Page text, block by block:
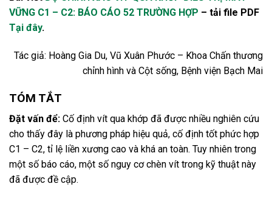
VỮNG C1 – C2: BÁO CÁO 52 TRƯỜNG HỢP – tải file PDF
Tại đây.
Tác giả: Hoàng Gia Du, Vũ Xuân Phước – Khoa Chấn thương
chỉnh hình và Cột sống, Bệnh viện Bạch Mai
TÓM TẮT
Đặt vấn để: Cố định vít qua khớp đã được nhiều nghiên cứu
cho thấy đây là phương pháp hiệu quả, cố định tốt phức hợp
C1 – C2, tỉ lệ liền xương cao và khá an toàn. Tuy nhiên trong
một số báo cáo, một số nguy cơ chèn vít trong kỹ thuật này
đã được đề cập.